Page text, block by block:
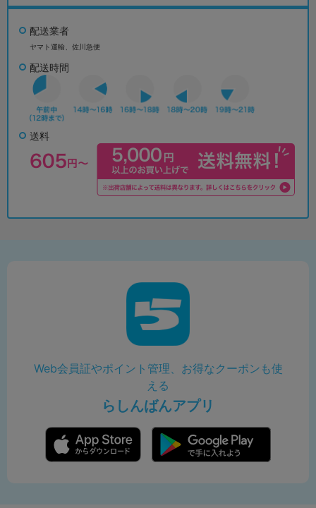
配送業者
ヤマト運輸、佐川急便
配送時間
送料
Web会員証やポイント管理、お得なクーポンも使
える
らしんばんアプリ